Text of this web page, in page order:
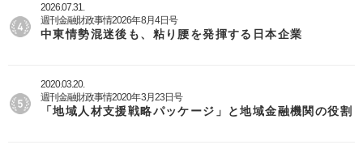
2026.07.31.
週刊金融財政事情2026年8月4日号
中東情勢混迷後も、粘り腰を発揮する日本企業
2020.03.20.
週刊金融財政事情2020年3月23日号
「地域人材支援戦略パッケージ」と地域金融機関の役割